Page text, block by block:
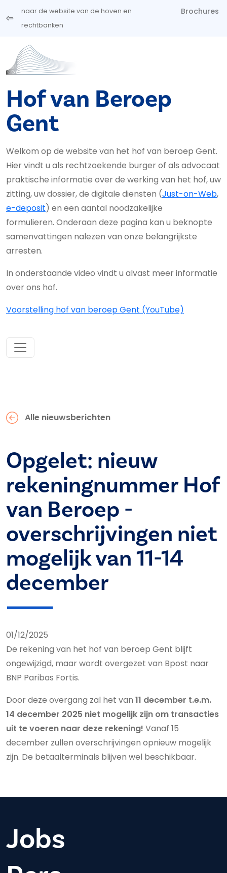
Overslaan en naar de inhoud gaan
naar de website van de hoven en
rechtbanken
Brochures
Hof van Beroep
Gent
Welkom op de website van het hof van beroep Gent.
Hier vindt u als rechtzoekende burger of als advocaat
praktische informatie over de werking van het hof, uw
zitting, uw dossier, de digitale diensten (Just-on-Web,
e-deposit) en een aantal noodzakelijke
formulieren. Onderaan deze pagina kan u beknopte
samenvattingen nalezen van onze belangrijkste
arresten.
In onderstaande video vindt u alvast meer informatie
over ons hof.
Voorstelling hof van beroep Gent (YouTube)
Alle nieuwsberichten
Opgelet: nieuw
rekeningnummer Hof
van Beroep -
overschrijvingen niet
mogelijk van 11-14
december
01/12/2025
De rekening van het hof van beroep Gent blijft
ongewijzigd, maar wordt overgezet van Bpost naar
BNP Paribas Fortis.
Door deze overgang zal het van 11 december t.e.m.
14 december 2025 niet mogelijk zijn om transacties
uit te voeren naar deze rekening! Vanaf 15
december zullen overschrijvingen opnieuw mogelijk
zijn. De betaalterminals blijven wel beschikbaar.
Jobs